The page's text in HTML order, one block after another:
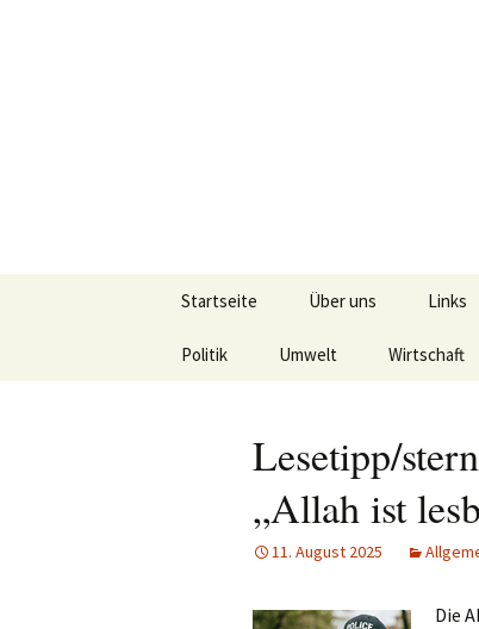
Startseite Über uns Links
Politik Umwelt Wirtschaft
Lesetipp/
„Allah ist
11. August 2025
Die